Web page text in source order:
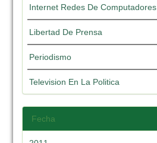
Internet Redes De Computadores
Libertad De Prensa
Periodismo
Television En La Politica
Fecha